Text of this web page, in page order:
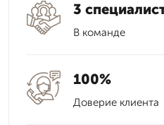
3
В команде
100%
Доверие клиента